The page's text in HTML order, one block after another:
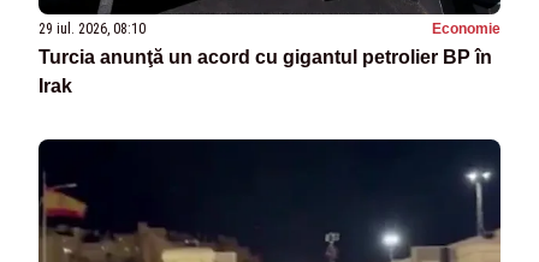
29 iul. 2026, 08:10 Economie
Turcia anunţă un acord cu gigantul petrolier BP în
Irak